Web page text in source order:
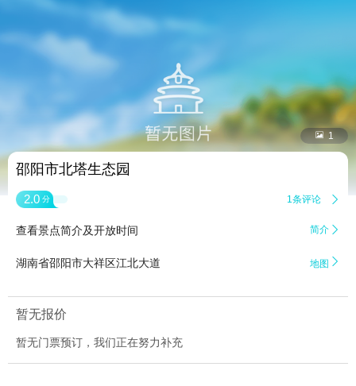
 1
邵阳市北塔生态园
2.0 分 1条评论 
查看景点简介及开放时间 简介 
湖南省邵阳市大祥区江北大道 地图 
暂无报价
暂无门票预订，我们正在努力补充